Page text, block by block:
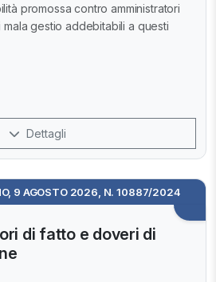
promossa contro amministratori
gestio addebitabili a questi
Dettagli
9 AGOSTO 2026, N. 10887/2024
di fatto e doveri di